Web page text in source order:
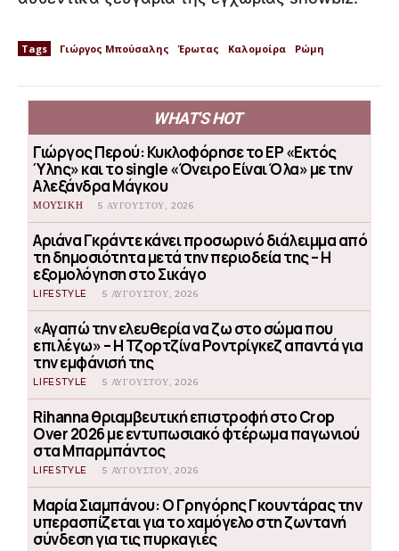
Tags Γιώργος Μπούσαλης Έρωτας Καλομοίρα Ρώμη
WHAT'S HOT
Γιώργος Περού: Κυκλοφόρησε το EP «Εκτός
Ύλης» και το single «Όνειρο Είναι Όλα» με την
Αλεξάνδρα Μάγκου
ΜΟΥΣΙΚΗ 5 ΑΥΓΟΎΣΤΟΥ, 2026
Αριάνα Γκράντε κάνει προσωρινό διάλειμμα από
τη δημοσιότητα μετά την περιοδεία της – Η
εξομολόγηση στο Σικάγο
LIFESTYLE 5 ΑΥΓΟΎΣΤΟΥ, 2026
«Αγαπώ την ελευθερία να ζω στο σώμα που
επιλέγω» – Η Τζορτζίνα Ροντρίγκεζ απαντά για
την εμφάνισή της
LIFESTYLE 5 ΑΥΓΟΎΣΤΟΥ, 2026
Rihanna θριαμβευτική επιστροφή στο Crop
Over 2026 με εντυπωσιακό φτέρωμα παγωνιού
στα Μπαρμπάντος
LIFESTYLE 5 ΑΥΓΟΎΣΤΟΥ, 2026
Μαρία Σιαμπάνου: Ο Γρηγόρης Γκουντάρας την
υπερασπίζεται για το χαμόγελο στη ζωντανή
σύνδεση για τις πυρκαγιές